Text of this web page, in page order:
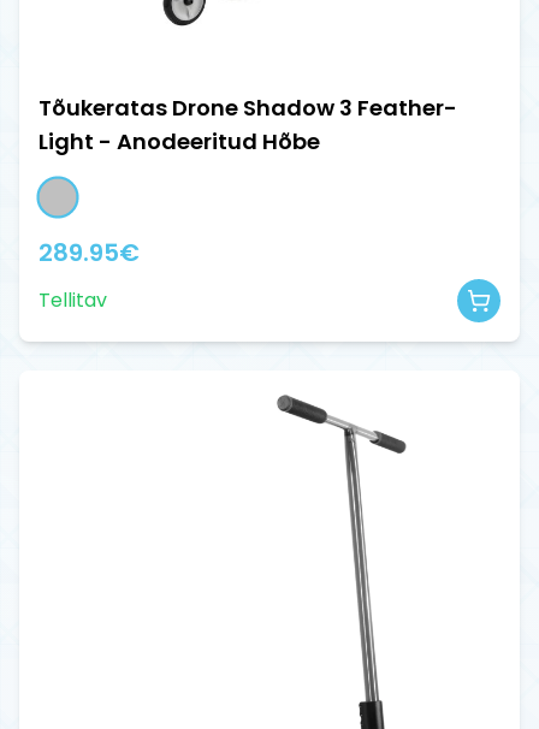
Tõukeratas Drone Shadow 3 Feather-
Light - Anodeeritud Hõbe
289.95€
Tellitav